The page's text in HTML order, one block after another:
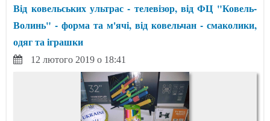
Від ковельських ультрас - телевізор, від ФЦ "Ковель-
Волинь" - форма та м'ячі, від ковельчан - смаколики,
одяг та іграшки
12 лютого 2019 о 18:41